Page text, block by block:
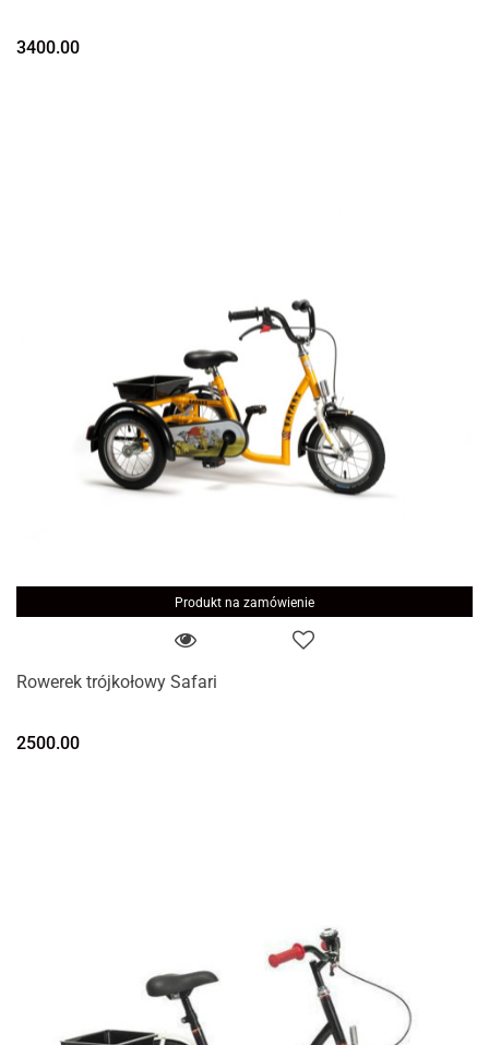
3400.00
Produkt na zamówienie
Rowerek trójkołowy Safari
2500.00